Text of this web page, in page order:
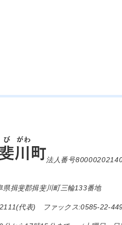
法人番号
県揖斐郡揖斐川町三輪133番地
代表) ファックス:0585-22-